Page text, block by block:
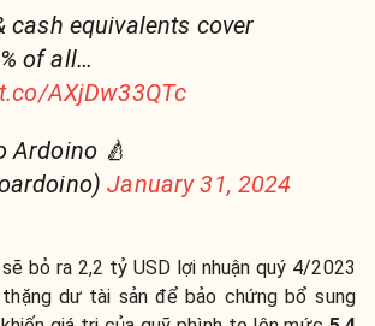
cash equivalents cover
of all…
AXjDw33QTc
Ardoino 🍐
January 31, 2024
bỏ ra 2,2 tỷ USD lợi nhuận quý 4/2023
dư tài sản để bảo chứng bổ sung